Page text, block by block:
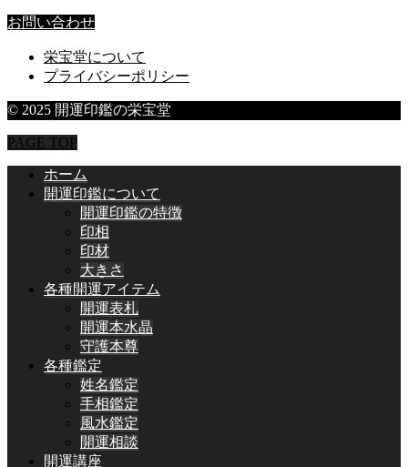
お問い合わせ
栄宝堂について
プライバシーポリシー
© 2025 開運印鑑の栄宝堂
PAGE TOP
ホーム
開運印鑑について
開運印鑑の特徴
印相
印材
大きさ
各種開運アイテム
開運表札
開運本水晶
守護本尊
各種鑑定
姓名鑑定
手相鑑定
風水鑑定
開運相談
開運講座